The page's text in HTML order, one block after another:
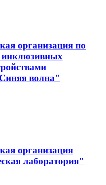
организация по
инклюзивных
волна"
организация
лаборатория"